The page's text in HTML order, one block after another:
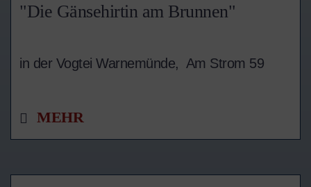
"Die Gänsehirtin am Brunnen"
in der Vogtei Warnemünde, Am Strom 59
MEHR